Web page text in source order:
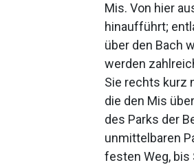
Mis. Von hier
hinaufführt;
über den Bach
werden
Sie rechts kurz
die den Mis
des Parks der
unmittelbaren
festen Weg, bis